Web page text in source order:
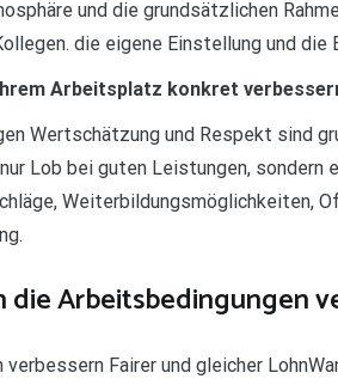
und die grundsätzlichen
die eigene Einstellung und die
Arbeitsplatz konkret
Wertschätzung und Respekt sind
Lob bei guten Leistungen,
Weiterbildungsmöglichkeiten,
die Arbeitsbedingungen
Fairer und gleicher